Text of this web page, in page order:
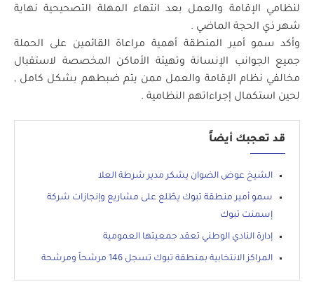
لنظامي الإقامة والعمل بعد انتهاء المهلة التصحيحية نهاية
شهر ذي الحجة الماضي .
وأكد سمو أمير المنطقة أهمية مراعاة القائمين على الحملة
جميع الجوانب الإنسانة وتهيئة الأماكن المخصصة لاستقبال
مخالفي نظام الإقامة والعمل ممن يتم ضبطهم بشكل كامل ,
لحين استكمال إجراءاتهم النظامية .
قد تعجبك أيضاً
الشيخ عوض الضوان يشكر مدير شرطة العلا
سمو أمير منطقة تبوك يطّلع على مشاريع وإنجازات شركة
إسمنت تبوك
إدارة النادي الوطني تعقد جمعيتها العمومية
المراكز الانتخابية بمنطقة تبوك تسجل 146 مرشحاً ومرشحة